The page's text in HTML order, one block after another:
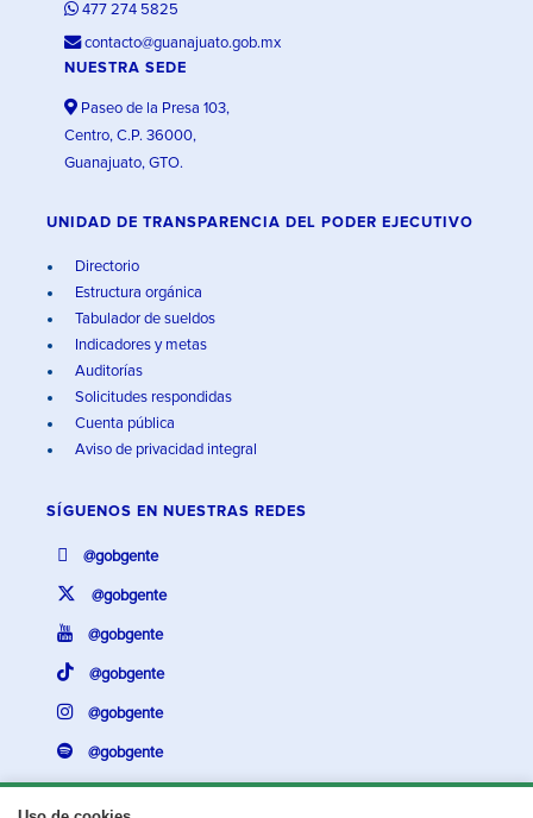
477 274 5825
contacto@guanajuato.gob.mx
NUESTRA SEDE
Paseo de la Presa 103,
Centro, C.P. 36000,
Guanajuato, GTO.
UNIDAD DE TRANSPARENCIA DEL PODER EJECUTIVO
Directorio
Estructura orgánica
Tabulador de sueldos
Indicadores y metas
Auditorías
Solicitudes respondidas
Cuenta pública
Aviso de privacidad integral
SÍGUENOS EN NUESTRAS REDES
@gobgente
@gobgente
@gobgente
@gobgente
@gobgente
@gobgente